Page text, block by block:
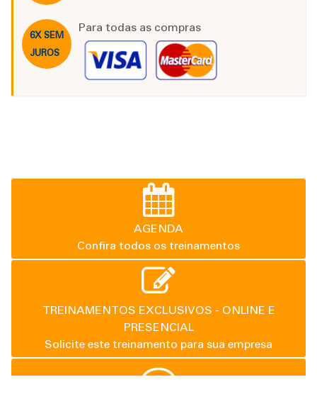
6X SEM
JUROS
Para todas as compras
AGENDA
Confira todos os treinamentos
TREINAMENTOS EXCLUSIVOS - ONLINE E
PRESENCIAL
Solicite este treinamento para sua empresa